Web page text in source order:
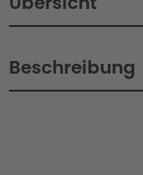
Beschreibung